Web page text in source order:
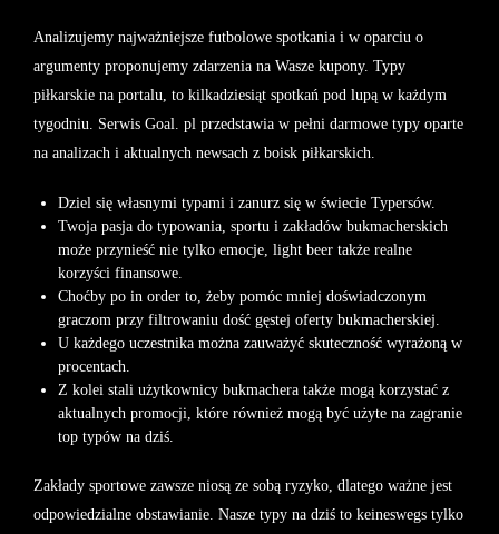
Analizujemy najważniejsze futbolowe spotkania i w oparciu o
argumenty proponujemy zdarzenia na Wasze kupony. Typy
piłkarskie na portalu, to kilkadziesiąt spotkań pod lupą w każdym
tygodniu. Serwis Goal. pl przedstawia w pełni darmowe typy oparte
na analizach i aktualnych newsach z boisk piłkarskich.
Dziel się własnymi typami i zanurz się w świecie Typersów.
Twoja pasja do typowania, sportu i zakładów bukmacherskich
może przynieść nie tylko emocje, light beer także realne
korzyści finansowe.
Choćby po in order to, żeby pomóc mniej doświadczonym
graczom przy filtrowaniu dość gęstej oferty bukmacherskiej.
U każdego uczestnika można zauważyć skuteczność wyrażoną w
procentach.
Z kolei stali użytkownicy bukmachera także mogą korzystać z
aktualnych promocji, które również mogą być użyte na zagranie
top typów na dziś.
Zakłady sportowe zawsze niosą ze sobą ryzyko, dlatego ważne jest
odpowiedzialne obstawianie. Nasze typy na dziś to keineswegs tylko